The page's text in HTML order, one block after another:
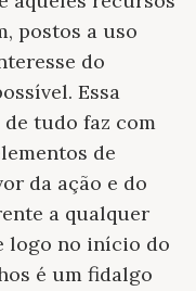
postos a uso
do
Essa
tudo faz com
de
da ação e do
a qualquer
logo no início do
é um fidalgo